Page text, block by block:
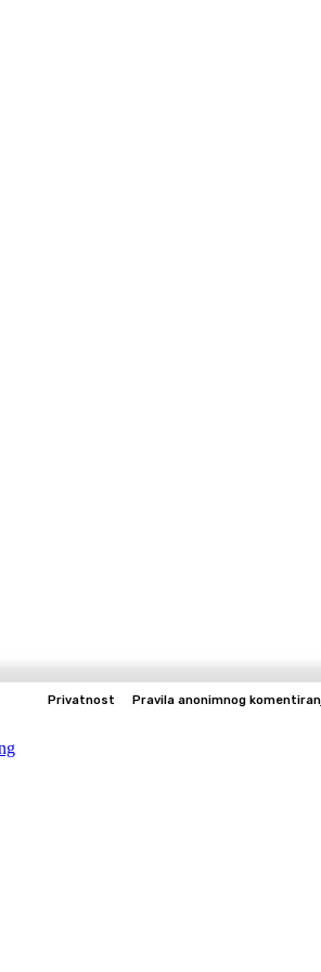
Privatnost Pravila anonimnog